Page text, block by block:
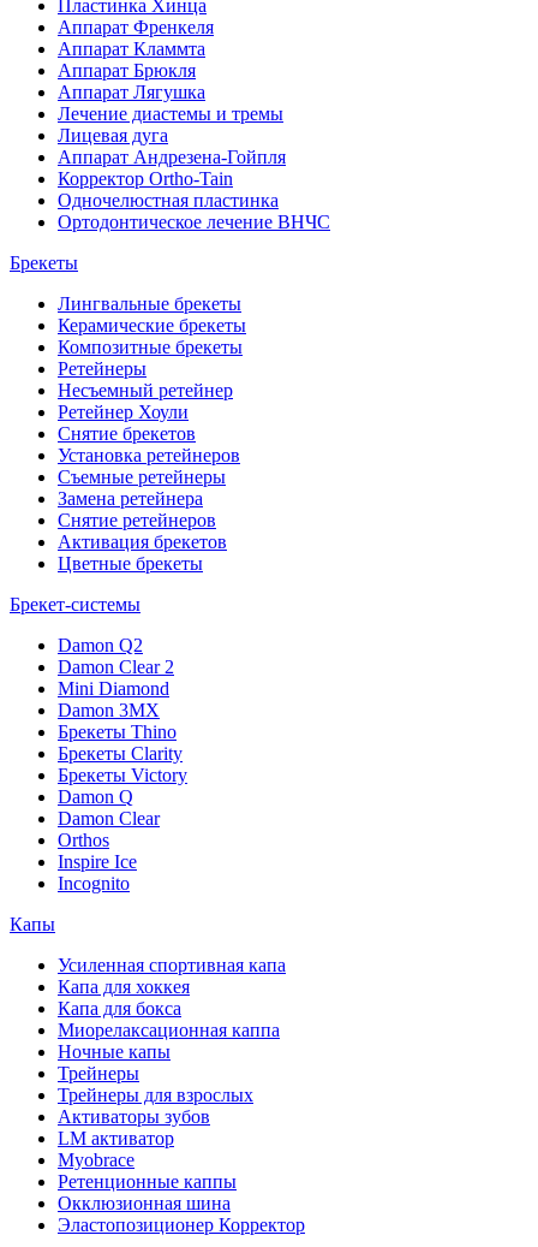
Пластинка Хинца
Аппарат Френкеля
Аппарат Кламмта
Аппарат Брюкля
Аппарат Лягушка
Лечение диастемы и тремы
Лицевая дуга
Аппарат Андрезена-Гойпля
Корректор Ortho-Tain
Одночелюстная пластинка
Ортодонтическое лечение ВНЧС
Брекеты
Лингвальные брекеты
Керамические брекеты
Композитные брекеты
Ретейнеры
Несъемный ретейнер
Ретейнер Хоули
Снятие брекетов
Установка ретейнеров
Съемные ретейнеры
Замена ретейнера
Снятие ретейнеров
Активация брекетов
Цветные брекеты
Брекет-системы
Damon Q2
Damon Clear 2
Mini Diamond
Damon 3MX
Брекеты Thino
Брекеты Clarity
Брекеты Victory
Damon Q
Damon Clear
Orthos
Inspire Ice
Incognito
Капы
Усиленная спортивная капа
Капа для хоккея
Капа для бокса
Миорелаксационная каппа
Ночные капы
Трейнеры
Трейнеры для взрослых
Активаторы зубов
LM активатор
Myobrace
Ретенционные каппы
Окклюзионная шина
Эластопозиционер Корректор